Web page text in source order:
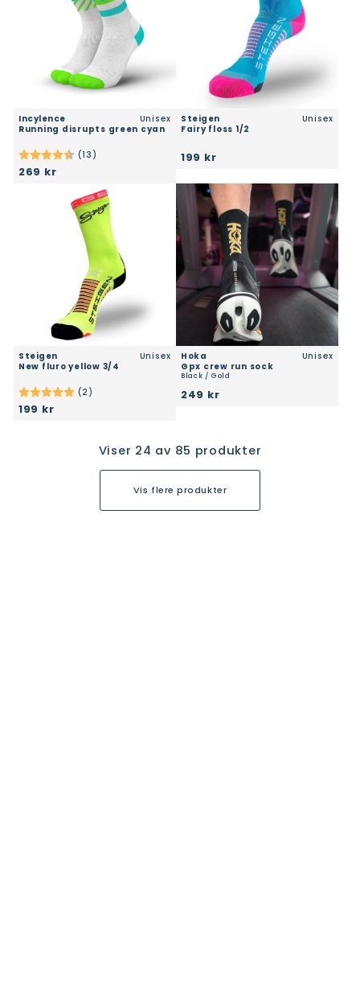
Incylence
Unisex
running disrupts green cyan
Karakter: (13)
4.9 av 5 mulige
269 kr
Steigen
Unisex
fairy floss 1/2
199 kr
Steigen
Unisex
new fluro yellow 3/4
Karakter: (2)
5.0 av 5 mulige
199 kr
Hoka
Unisex
gpx crew run sock
Black / Gold
249 kr
Viser 24 av 85 produkter
Vis flere produkter